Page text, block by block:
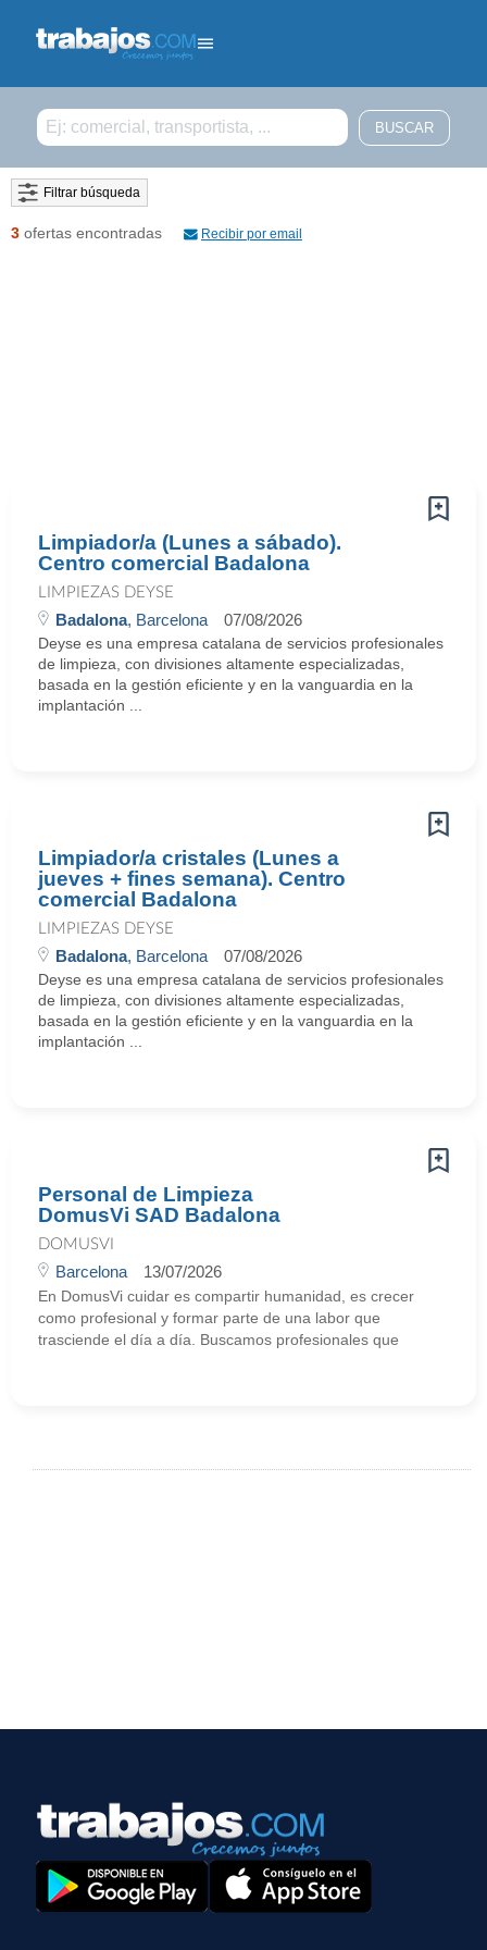
Filtrar búsqueda
3 ofertas encontradas Recibir por email
Limpiador/a (Lunes a sábado).
Centro comercial Badalona
LIMPIEZAS DEYSE
Badalona, Barcelona 07/08/2026
Deyse es una empresa catalana de servicios profesionales
de limpieza, con divisiones altamente especializadas,
basada en la gestión eficiente y en la vanguardia en la
implantación ...
Limpiador/a cristales (Lunes a
jueves + fines semana). Centro
comercial Badalona
LIMPIEZAS DEYSE
Badalona, Barcelona 07/08/2026
Deyse es una empresa catalana de servicios profesionales
de limpieza, con divisiones altamente especializadas,
basada en la gestión eficiente y en la vanguardia en la
implantación ...
Personal de Limpieza
DomusVi SAD Badalona
DOMUSVI
Barcelona 13/07/2026
En DomusVi cuidar es compartir humanidad, es crecer
como profesional y formar parte de una labor que
trasciende el día a día. Buscamos profesionales que